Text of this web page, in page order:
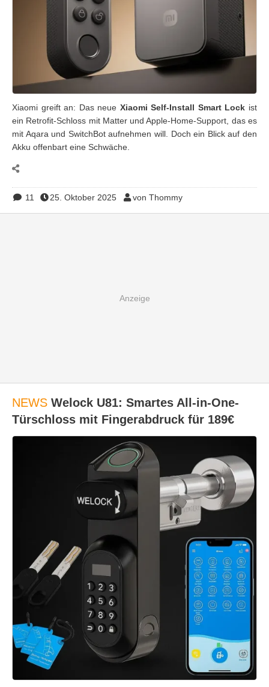
Xiaomi greift an: Das neue Xiaomi Self-Install Smart Lock ist
ein Retrofit-Schloss mit Matter und Apple-Home-Support, das es
mit Aqara und SwitchBot aufnehmen will. Doch ein Blick auf den
Akku offenbart eine Schwäche.
11 25. Oktober 2025 von Thommy
NEWS Welock U81: Smartes All-in-One-
Türschloss mit Fingerabdruck für 189€